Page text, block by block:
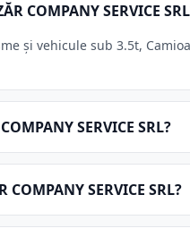
COMPANY SERVICE
și vehicule sub 3.5t,
SERVICE SRL?
SERVICE SRL?